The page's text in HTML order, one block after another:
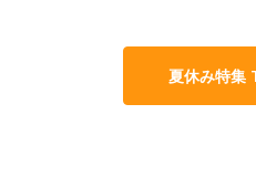
夏休み特集